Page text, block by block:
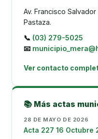
Av. Francisco
Pastaza.
📞 (03) 279-5025
📧
Ver contacto
📚 Más actas
28 DE MAYO DE 2026
Acta 227 16 Octubre